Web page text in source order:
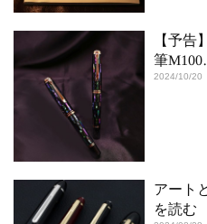
【予告
筆M100
2024/10/20
アート
を読む